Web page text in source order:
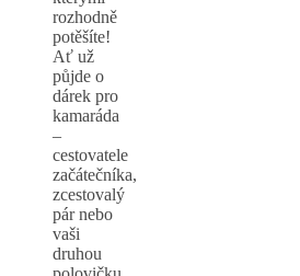
rozhodně
potěšíte!
Ať už
půjde o
dárek pro
kamaráda
–
cestovatele
začátečníka,
zcestovalý
pár nebo
vaši
druhou